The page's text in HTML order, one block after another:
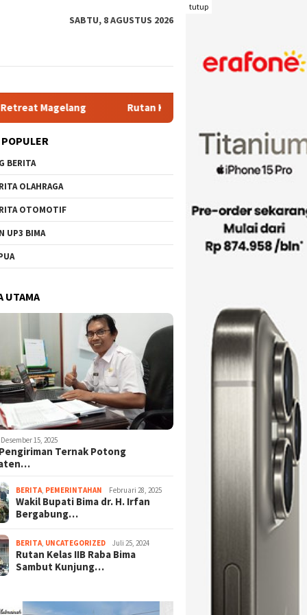
tutup
SABTU, 8 AGUSTUS 2026
Rutan Kelas IIB Raba Bima Sambut Kunjungan Pj. Wali
BERITA
OLAHRAGA
OTOMOTIF
UP3 BIMA
UTAMA
Desember 15, 2025
Ternak Potong
BERITA PEMERINTAHAN Februari 28, 2025
Wakil Bupati Bima dr. H. Irfan
Bergabung…
BERITA UNCATEGORIZED Juli 25, 2024
Rutan Kelas IIB Raba Bima
Sambut Kunjung…